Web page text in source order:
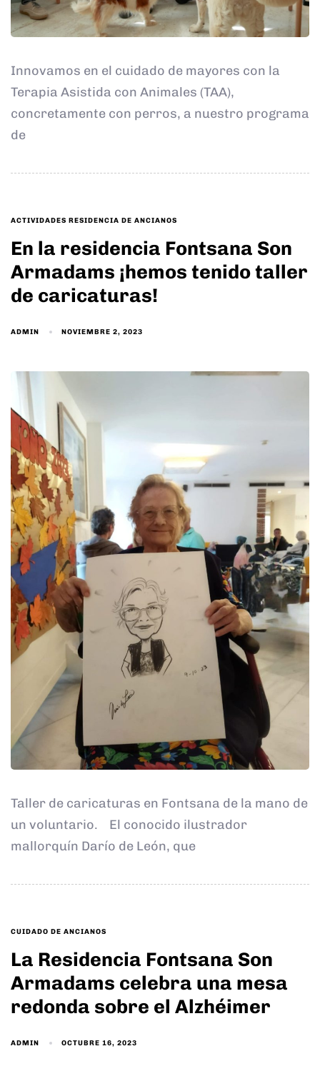
Innovamos en el cuidado de mayores con la
Terapia Asistida con Animales (TAA),
concretamente con perros, a nuestro programa
de
TAGS
ACTIVIDADES RESIDENCIA DE ANCIANOS
En la residencia Fontsana Son
Armadams ¡hemos tenido taller
de caricaturas!
ADMIN NOVIEMBRE 2, 2023
Taller de caricaturas en Fontsana de la mano de
un voluntario. El conocido ilustrador
mallorquín Darío de León, que
TAGS
CUIDADO DE ANCIANOS
La Residencia Fontsana Son
Armadams celebra una mesa
redonda sobre el Alzhéimer
ADMIN OCTUBRE 16, 2023